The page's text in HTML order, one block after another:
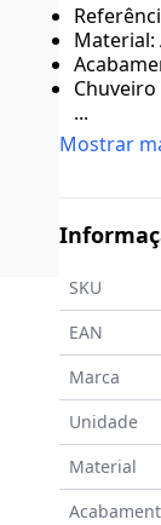
Material:
...
Mostrar
SKU
EAN
Marca
Unidade
Material